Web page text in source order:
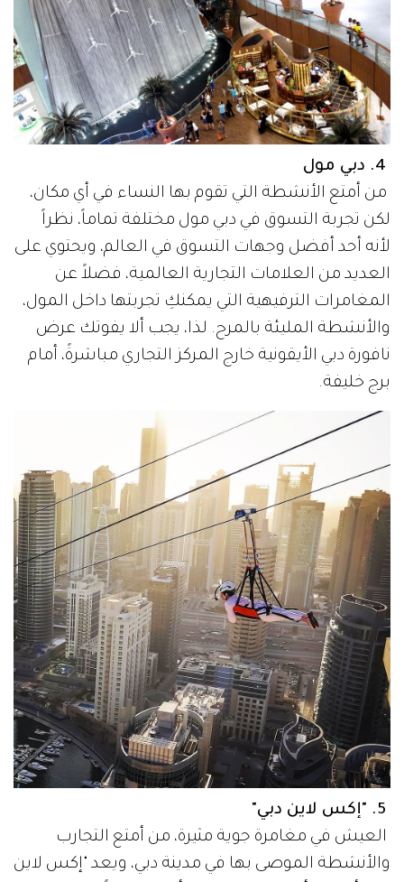
من أمتع الأنشطة التي تقوم بها النساء في أي مكان،
لكن تجربة التسوق في دبي مول مختلفة تماماً، نظراً
لأنه أحد أفضل وجهات التسوق في العالم، ويحتوي على
العديد من العلامات التجارية العالمية، فضلاً عن
المغامرات الترفيهية التي يمكنكِ تجربتها داخل المول،
والأنشطة المليئة بالمرح. لذا، يجب ألا يفوتك عرض
نافورة دبي الأيقونية خارج المركز التجاري مباشرةً، أمام
برج خليفة.
العيش في مغامرة جوية مثيرة، من أمتع التجارب
والأنشطة الموصى بها في مدينة دبي، ويعد "إكس لاين